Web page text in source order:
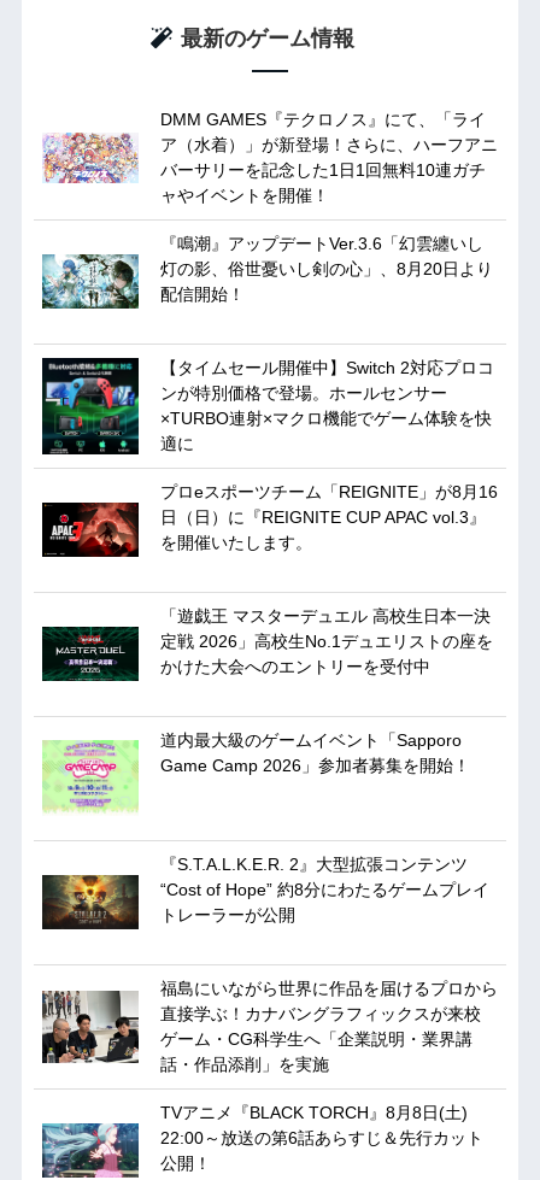
最新のゲーム情報
DMM GAMES『テクロノス』にて、「ライ
ア（水着）」が新登場！さらに、ハーフアニ
バーサリーを記念した1日1回無料10連ガチ
ャやイベントを開催！
『鳴潮』アップデートVer.3.6「幻雲纏いし
灯の影、俗世憂いし剣の心」、8月20日より
配信開始！
【タイムセール開催中】Switch 2対応プロコ
ンが特別価格で登場。ホールセンサー
×TURBO連射×マクロ機能でゲーム体験を快
適に
プロeスポーツチーム「REIGNITE」が8月16
日（日）に『REIGNITE CUP APAC vol.3』
を開催いたします。
「遊戯王 マスターデュエル 高校生日本一決
定戦 2026」高校生No.1デュエリストの座を
かけた大会へのエントリーを受付中
道内最大級のゲームイベント「Sapporo
Game Camp 2026」参加者募集を開始！
『S.T.A.L.K.E.R. 2』大型拡張コンテンツ
“Cost of Hope” 約8分にわたるゲームプレイ
トレーラーが公開
福島にいながら世界に作品を届けるプロから
直接学ぶ！カナバングラフィックスが来校
ゲーム・CG科学生へ「企業説明・業界講
話・作品添削」を実施
TVアニメ『BLACK TORCH』8月8日(土)
22:00～放送の第6話あらすじ＆先行カット
公開！